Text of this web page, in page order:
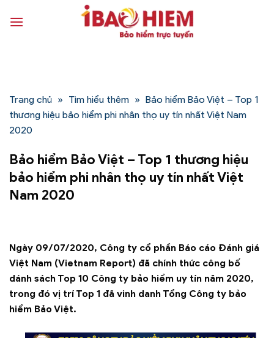
qua
Trang chủ » Tìm hiểu thêm » Bảo hiểm Bảo Việt – Top 1
thương hiệu bảo hiểm phi nhân thọ uy tín nhất Việt Nam
2020
Bảo hiểm Bảo Việt – Top 1 thương hiệu
bảo hiểm phi nhân thọ uy tín nhất Việt
Nam 2020
Ngày 09/07/2020, Công ty cổ phần Báo cáo Đánh giá
Việt Nam (Vietnam Report) đã chính thức công bố
dánh sách Top 10 Công ty bảo hiểm uy tín năm 2020,
trong đó vị trí Top 1 đã vinh danh Tổng Công ty bảo
hiểm Bảo Việt.